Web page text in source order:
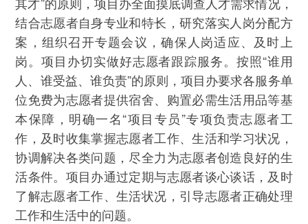
结合志愿者自身专业和特长，研究落实人岗分配方
案，组织召开专题会议，确保人岗适应、及时上
岗。项目办切实做好志愿者跟踪服务。按照“谁用
人、谁受益、谁负责”的原则，项目办要求各服务单
位免费为志愿者提供宿舍、购置必需生活用品等基
本保障，明确一名“项目专员”专项负责志愿者工
作，及时收集掌握志愿者工作、生活和学习状况，
协调解决各类问题，尽全力为志愿者创造良好的生
活条件。项目办通过定期与志愿者谈心谈话，及时
了解志愿者工作、生活状况，引导志愿者正确处理
工作和生活中的问题。